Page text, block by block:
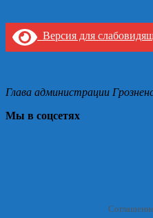
Версия для
Глава администрации
Мы в соцсетях